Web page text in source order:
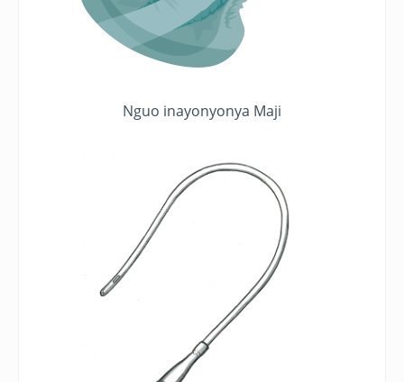
Nguo inayonyonya Maji